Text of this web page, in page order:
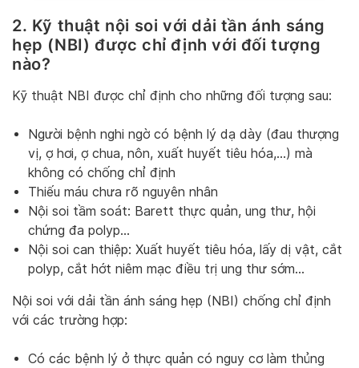
2. Kỹ thuật nội soi với dải tần ánh sáng
hẹp (NBI) được chỉ định với đối tượng
nào?
Kỹ thuật NBI được chỉ định cho những đối tượng sau:
Người bệnh nghi ngờ có bệnh lý dạ dày (đau thượng
vị, ợ hơi, ợ chua, nôn, xuất huyết tiêu hóa,…) mà
không có chống chỉ định
Thiếu máu chưa rõ nguyên nhân
Nội soi tầm soát: Barett thực quản, ung thư, hội
chứng đa polyp…
Nội soi can thiệp: Xuất huyết tiêu hóa, lấy dị vật, cắt
polyp, cắt hớt niêm mạc điều trị ung thư sớm…
Nội soi với dải tần ánh sáng hẹp (NBI) chống chỉ định
với các trường hợp:
Có các bệnh lý ở thực quản có nguy cơ làm thủng